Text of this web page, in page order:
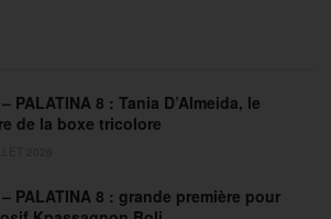
PALATINA 8 : Tania D’Almeida, le
de la boxe tricolore
PALATINA 8 : grande première pour